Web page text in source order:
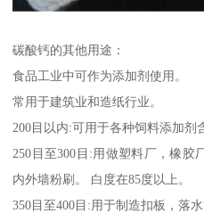
碳酸钙的其他用途：
食品工业中可作为添加剂使用。
常用于建筑业和造纸行业。
200目以内:可用于各种饲料添加剂
250目至300目:用做塑料厂，橡胶
内外墙粉刷。 白度在85度以上。
350目至400目:用于制造扣板，落